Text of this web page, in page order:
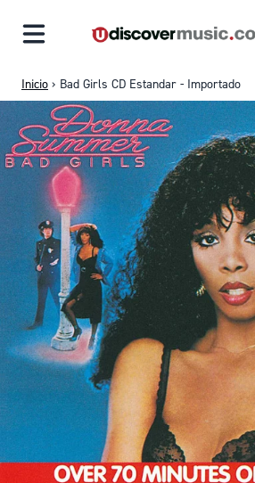
Inicio › Bad Girls CD Estandar - Importado